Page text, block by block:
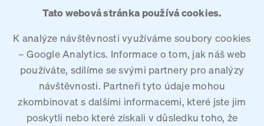
Tato webová stránka používá cookies.
K analýze návštěvnosti využíváme soubory cookies
– Google Analytics. Informace o tom, jak náš web
používáte, sdílíme se svými partnery pro analýzy
návštěvnosti. Partneři tyto údaje mohou
zkombinovat s dalšími informacemi, které jste jim
poskytli nebo které získali v důsledku toho, že